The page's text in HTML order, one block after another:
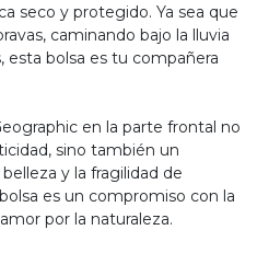
seco y protegido. Ya sea que
caminando bajo la lluvia
esta bolsa es tu compañera
en la parte frontal no
sino también un
y la fragilidad de
es un compromiso con la
por la naturaleza.